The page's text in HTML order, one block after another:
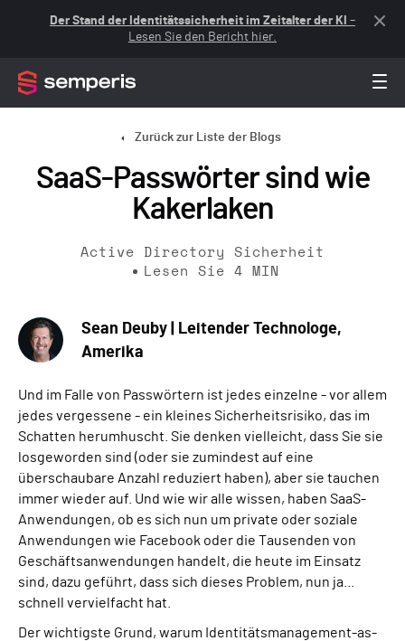
Der Stand der Identitätssicherheit im Zeitalter der KI –
Lesen Sie den Bericht hier.
Zurück zur Liste der Blogs
SaaS-Passwörter sind wie
Kakerlaken
Active Directory Sicherheit
Lesen Sie
4 MIN
Sean Deuby | Leitender Technologe,
Amerika
Und im Falle von Passwörtern ist jedes einzelne - vor allem
jedes vergessene - ein kleines Sicherheitsrisiko, das im
Schatten herumhuscht. Sie denken vielleicht, dass Sie sie
losgeworden sind (oder sie zumindest auf eine
überschaubare Anzahl reduziert haben), aber sie tauchen
immer wieder auf. Und wie wir alle wissen, haben SaaS-
Anwendungen, ob es sich nun um private oder soziale
Anwendungen wie Facebook oder die Tausenden von
Geschäftsanwendungen handelt, die heute im Einsatz
sind, dazu geführt, dass sich dieses Problem, nun ja...
schnell vervielfacht hat.
Der wichtigste Grund, warum Identitätsmanagement-as-